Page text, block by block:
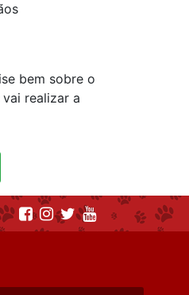
bem sobre o
realizar a